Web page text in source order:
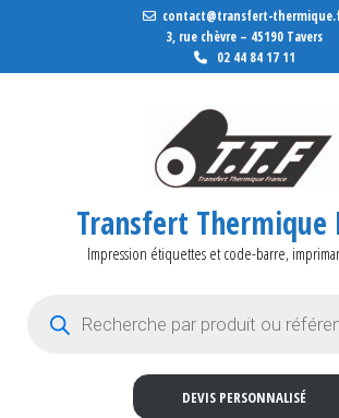
contact@transfert-
3, rue chèvre – 45190 Tavers
02 44 84 17 11
Transfert Thermique
Impression étiquettes et code-barre,
DEVIS PERSONNALISÉ